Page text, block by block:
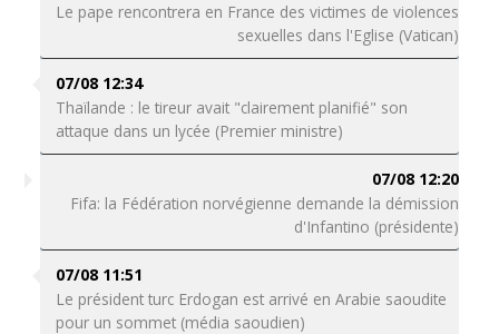
Le pape rencontrera en France des victimes de violences
sexuelles dans l'Eglise (Vatican)
07/08 12:34
Thaïlande : le tireur avait "clairement planifié" son
attaque dans un lycée (Premier ministre)
07/08 12:20
Fifa: la Fédération norvégienne demande la démission
d'Infantino (présidente)
07/08 11:51
Le président turc Erdogan est arrivé en Arabie saoudite
pour un sommet (média saoudien)